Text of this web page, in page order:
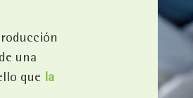
una
que la